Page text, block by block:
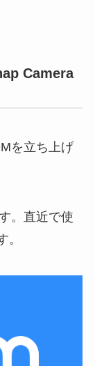
Camera
を立ち上げ
。直近で使
。